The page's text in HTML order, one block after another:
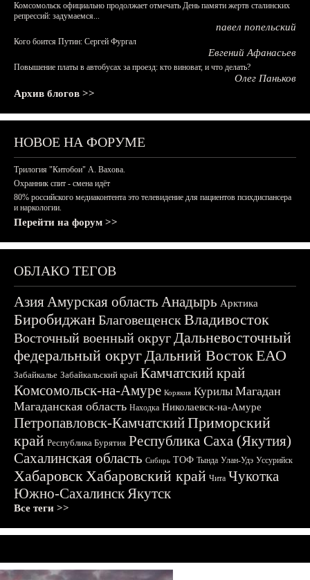
Комсомольск официально продолжает отмечать День памяти жертв сталинских
репрессий: задумаемся...
павел попельский
Кого боится Путин: Сергей Фургал
Евгений Афанасьев
Повышение платы в автобусах за проезд: кто виноват, и что делать?
Олег Паньков
Архив блогов >>
НОВОЕ НА ФОРУМЕ
Трилогия "Китобои" А. Вахова.
Охранник спит - смена идёт
80% российского медиаконтента это телевидение для пациентов психдиспансера
и наркологии.
Перейти на форум >>
ОБЛАКО ТЕГОВ
АзияАмурская область Анадырь Арктика
БиробиджанБлаговещенскВладивосток
Восточный военный округДальневосточный
федеральный округДальний ВостокЕАО
Забайкалье Забайкальский край Камчатский край
Комсомольск-на-Амуре Корякия Курилы Магадан
Магаданская область Находка Николаевск-на-Амуре
Петропавловск-КамчатскийПриморский
край Республика Бурятия Республика Саха (Якутия)
Сахалинская область Сибирь ТОФ Тында Улан-Удэ Уссурийск
ХабаровскХабаровский край Чита Чукотка
Южно-СахалинскЯкутск
Все теги >>